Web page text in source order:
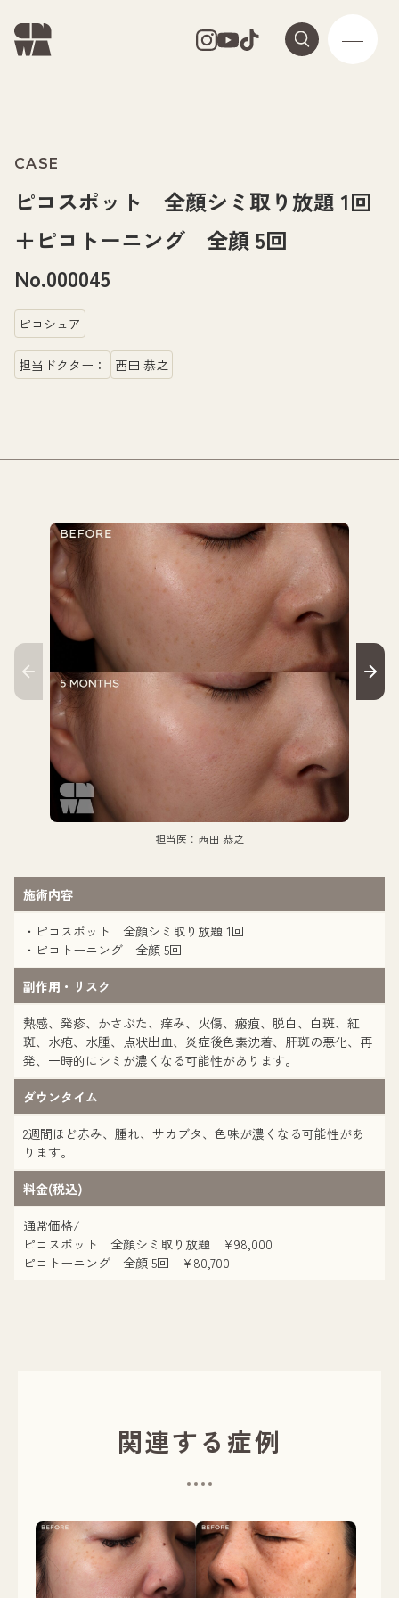
CASE
ピコスポット 全顔シミ取り放題 1回
＋ピコトーニング 全顔 5回
No.000045
ピコシュア
担当ドクター： 西田 恭之
担当医：西田 恭之
施術内容
・ピコスポット 全顔シミ取り放題 1回
・ピコトーニング 全顔 5回
副作用・リスク
熱感、発疹、かさぶた、痒み、火傷、瘢痕、脱白、白斑、紅
斑、水疱、水腫、点状出血、炎症後色素沈着、肝斑の悪化、再
発、一時的にシミが濃くなる可能性があります。
ダウンタイム
2週間ほど赤み、腫れ、サカブタ、色味が濃くなる可能性があ
ります。
料金(税込)
通常価格/
ピコスポット 全顔シミ取り放題 ¥98,000
ピコトーニング 全顔 5回 ¥80,700
関連する症例